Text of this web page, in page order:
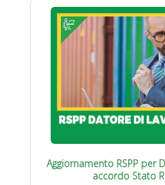
Aggiornamento RSPP per
accordo Stato